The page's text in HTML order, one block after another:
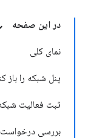
در این صفحه
نمای کلی
پنل شبکه را باز
ثبت فعالیت
بررسی